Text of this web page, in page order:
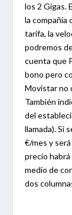
los 2 Gigas.
la compañía
tarifa, la
podremos
cuenta que
bono pero
Movistar no
También
del
llamada). Si
€/mes y
precio habrá
medio de
dos